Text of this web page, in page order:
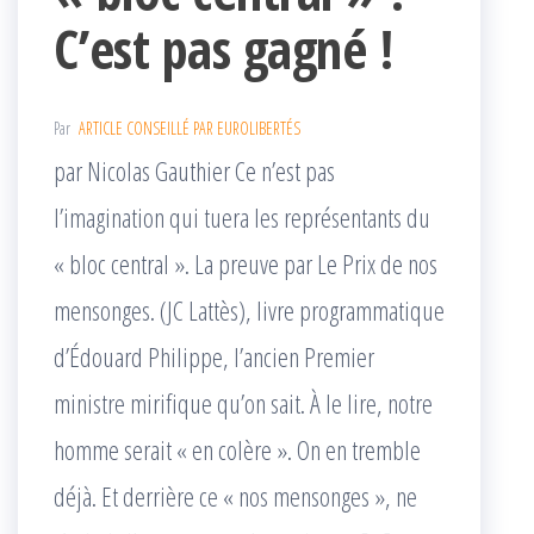
C’est pas gagné !
Par ARTICLE CONSEILLÉ PAR EUROLIBERTÉS
par Nicolas Gauthier Ce n’est pas
l’imagination qui tuera les représentants du
« bloc central ». La preuve par Le Prix de nos
mensonges. (JC Lattès), livre programmatique
d’Édouard Philippe, l’ancien Premier
ministre mirifique qu’on sait. À le lire, notre
homme serait « en colère ». On en tremble
déjà. Et derrière ce « nos mensonges », ne